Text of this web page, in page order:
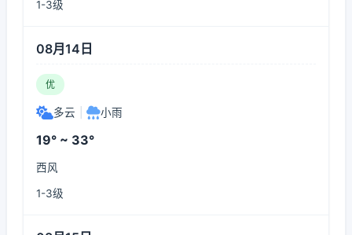
1-3级
08月14日
优
多云 小雨
19° ~ 33°
西风
1-3级